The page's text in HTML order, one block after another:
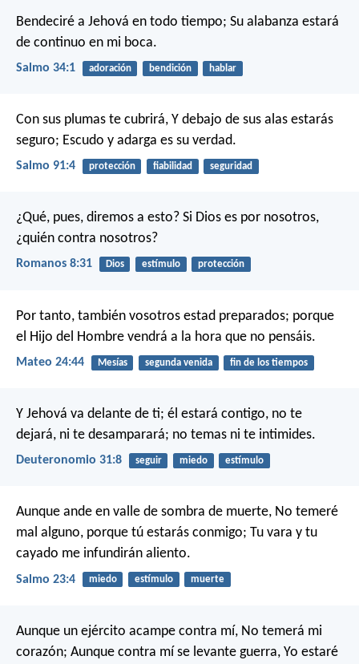
Bendeciré a Jehová en todo tiempo; Su alabanza estará
de continuo en mi boca.
Salmo 34:1 adoración bendición hablar
Con sus plumas te cubrirá, Y debajo de sus alas estarás
seguro; Escudo y adarga es su verdad.
Salmo 91:4 protección fiabilidad seguridad
¿Qué, pues, diremos a esto? Si Dios es por nosotros,
¿quién contra nosotros?
Romanos 8:31 Dios estímulo protección
Por tanto, también vosotros estad preparados; porque
el Hijo del Hombre vendrá a la hora que no pensáis.
Mateo 24:44 Mesías segunda venida fin de los tiempos
Y Jehová va delante de ti; él estará contigo, no te
dejará, ni te desamparará; no temas ni te intimides.
Deuteronomio 31:8 seguir miedo estímulo
Aunque ande en valle de sombra de muerte, No temeré
mal alguno, porque tú estarás conmigo; Tu vara y tu
cayado me infundirán aliento.
Salmo 23:4 miedo estímulo muerte
Aunque un ejército acampe contra mí, No temerá mi
corazón; Aunque contra mí se levante guerra, Yo estaré